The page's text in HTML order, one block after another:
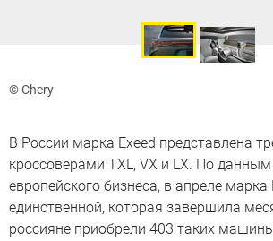
© Chery
В России марка Exeed представлена
кроссоверами TXL, VX и LX. По
европейского бизнеса, в апреле марка
единственной, которая завершила
россияне приобрели 403 таких